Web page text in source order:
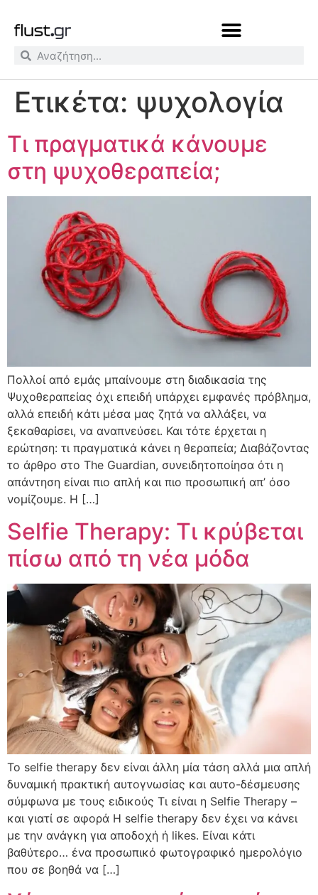
Ετικέτα: ψυχολογία
Τι πραγματικά κάνουμε
στη ψυχοθεραπεία;
Πολλοί από εμάς μπαίνουμε στη διαδικασία της
Ψυχοθεραπείας όχι επειδή υπάρχει εμφανές πρόβλημα,
αλλά επειδή κάτι μέσα μας ζητά να αλλάξει, να
ξεκαθαρίσει, να αναπνεύσει. Και τότε έρχεται η
ερώτηση: τι πραγματικά κάνει η θεραπεία; Διαβάζοντας
το άρθρο στο The Guardian, συνειδητοποίησα ότι η
απάντηση είναι πιο απλή και πιο προσωπική απ’ όσο
νομίζουμε. Η […]
Selfie Therapy: Τι κρύβεται
πίσω από τη νέα μόδα
Το selfie therapy δεν είναι άλλη μία τάση αλλά μια απλή
δυναμική πρακτική αυτογνωσίας και αυτο-δέσμευσης
σύμφωνα με τους ειδικούς Τι είναι η Selfie Therapy –
και γιατί σε αφορά Η selfie therapy δεν έχει να κάνει
με την ανάγκη για αποδοχή ή likes. Είναι κάτι
βαθύτερο… ένα προσωπικό φωτογραφικό ημερολόγιο
που σε βοηθά να […]